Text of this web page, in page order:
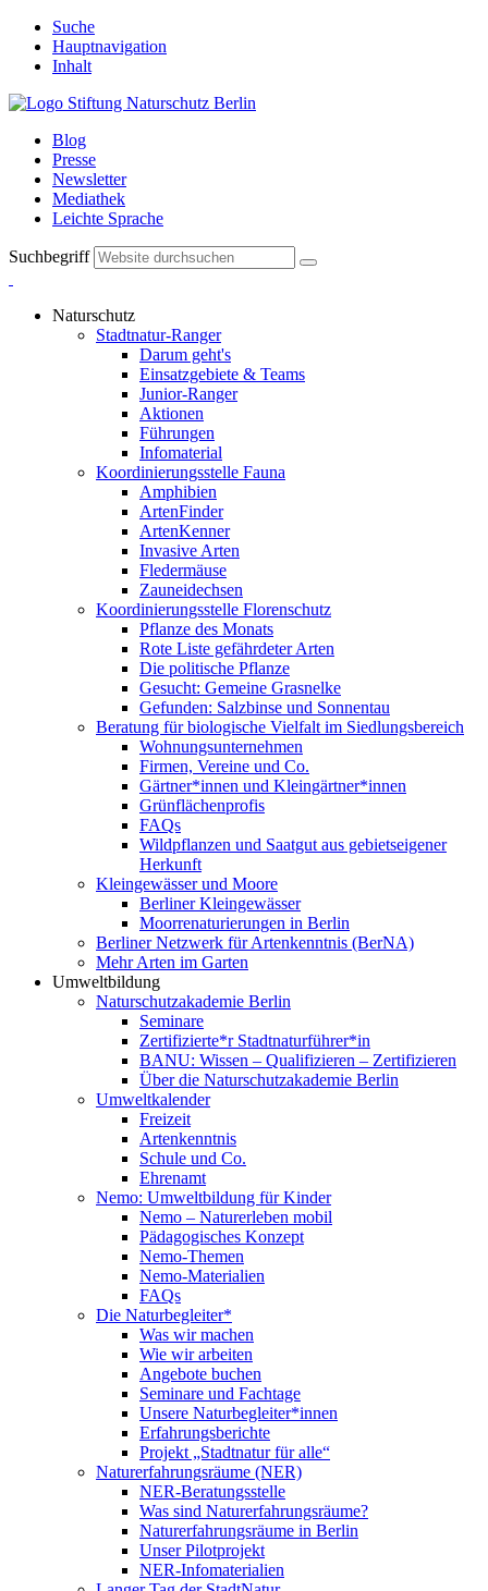
Suche
Hauptnavigation
Inhalt
Blog
Presse
Newsletter
Mediathek
Leichte Sprache
Suchbegriff
Naturschutz
Stadtnatur-Ranger
Darum geht's
Einsatzgebiete & Teams
Junior-Ranger
Aktionen
Führungen
Infomaterial
Koordinierungsstelle Fauna
Amphibien
ArtenFinder
ArtenKenner
Invasive Arten
Fledermäuse
Zauneidechsen
Koordinierungsstelle Florenschutz
Pflanze des Monats
Rote Liste gefährdeter Arten
Die politische Pflanze
Gesucht: Gemeine Grasnelke
Gefunden: Salzbinse und Sonnentau
Beratung für biologische Vielfalt im Siedlungsbereich
Wohnungsunternehmen
Firmen, Vereine und Co.
Gärtner*innen und Kleingärtner*innen
Grünflächenprofis
FAQs
Wildpflanzen und Saatgut aus gebietseigener
Herkunft
Kleingewässer und Moore
Berliner Kleingewässer
Moorrenaturierungen in Berlin
Berliner Netzwerk für Artenkenntnis (BerNA)
Mehr Arten im Garten
Umweltbildung
Naturschutzakademie Berlin
Seminare
Zertifizierte*r Stadtnaturführer*in
BANU: Wissen – Qualifizieren – Zertifizieren
Über die Naturschutzakademie Berlin
Umweltkalender
Freizeit
Artenkenntnis
Schule und Co.
Ehrenamt
Nemo: Umweltbildung für Kinder
Nemo – Naturerleben mobil
Pädagogisches Konzept
Nemo-Themen
Nemo-Materialien
FAQs
Die Naturbegleiter*
Was wir machen
Wie wir arbeiten
Angebote buchen
Seminare und Fachtage
Unsere Naturbegleiter*innen
Erfahrungsberichte
Projekt „Stadtnatur für alle“
Naturerfahrungsräume (NER)
NER-Beratungsstelle
Was sind Naturerfahrungsräume?
Naturerfahrungsräume in Berlin
Unser Pilotprojekt
NER-Infomaterialien